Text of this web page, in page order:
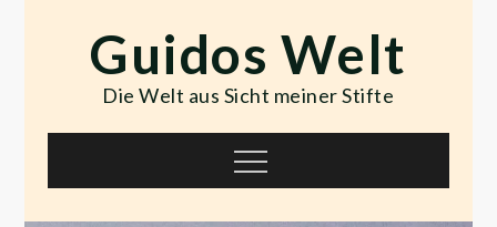
contentGuidos Welt
Die Welt aus Sicht meiner Stifte
Menu